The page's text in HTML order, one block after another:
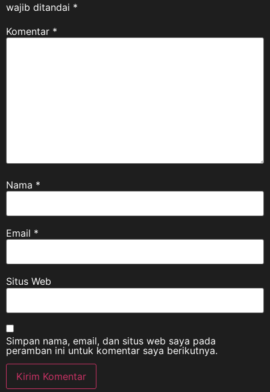
wajib ditandai *
Komentar *
Nama *
Email *
Situs Web
Simpan nama, email, dan situs web saya pada
peramban ini untuk komentar saya berikutnya.